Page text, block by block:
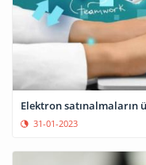
Elektron satınalmaların
31-01-2023